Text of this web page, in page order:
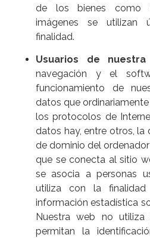
de los bienes como
imágenes se utilizan
finalidad.
Usuarios de
navegación y el
funcionamiento de
datos que
los protocolos de
datos hay, entre otros, la
de dominio del
que se conecta al sitio
se asocia a personas
utiliza con la finalidad
información estadística
Nuestra web no utiliza
permitan la